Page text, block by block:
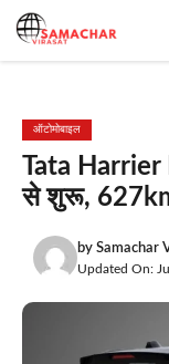
Skip
ऑटोमोबाइल
Tata Harrier
से शुरू,
by Samachar
Updated On: